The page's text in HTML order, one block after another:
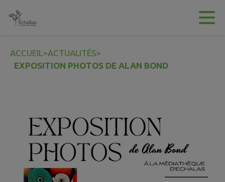
Contenu
ACCUEIL>ACTUALITÉS>
EXPOSITION PHOTOS DE ALAN BOND